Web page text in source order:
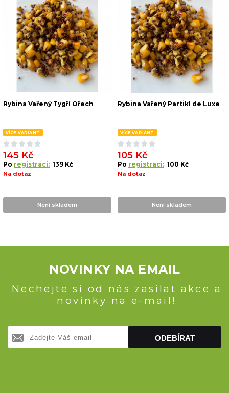
Rybina Vařený Tygří Ořech
VÍCE VARIANT
145 Kč
Po registraci: 139 Kč
Na dotaz
Není skladem
Rybina Vařený Partikl de Luxe
VÍCE VARIANT
105 Kč
Po registraci: 100 Kč
Na dotaz
Není skladem
NOVINKY NA EMAIL
Nechejte si od nás zasílat akce a
novinky na e-mail!
ODEBÍRAT